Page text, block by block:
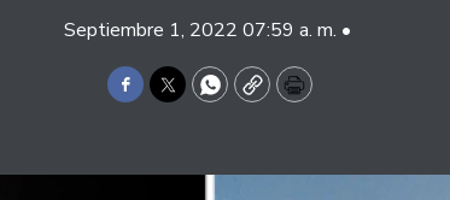
Septiembre 1, 2022 07:59 a. m. •
Facebook
TwitterWhatsApp
CopyPrint